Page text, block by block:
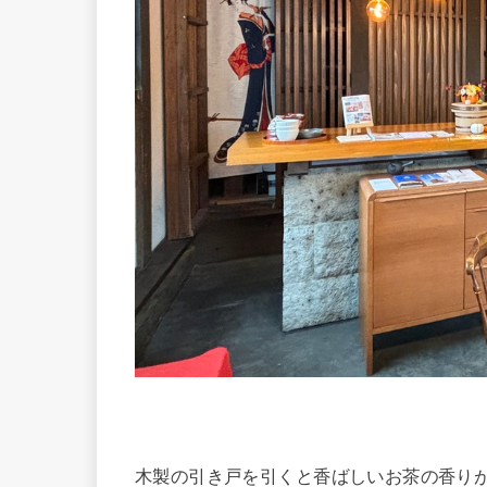
木製の引き戸を引くと香ばしいお茶の香